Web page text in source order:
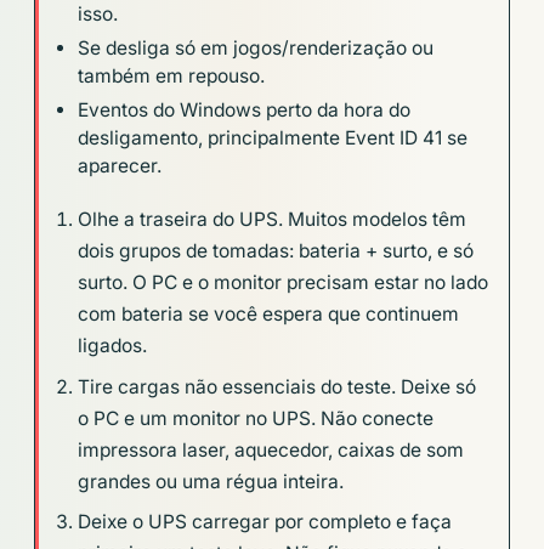
isso.
Se desliga só em jogos/renderização ou
também em repouso.
Eventos do Windows perto da hora do
desligamento, principalmente Event ID 41 se
aparecer.
Olhe a traseira do UPS. Muitos modelos têm
dois grupos de tomadas: bateria + surto, e só
surto. O PC e o monitor precisam estar no lado
com bateria se você espera que continuem
ligados.
Tire cargas não essenciais do teste. Deixe só
o PC e um monitor no UPS. Não conecte
impressora laser, aquecedor, caixas de som
grandes ou uma régua inteira.
Deixe o UPS carregar por completo e faça